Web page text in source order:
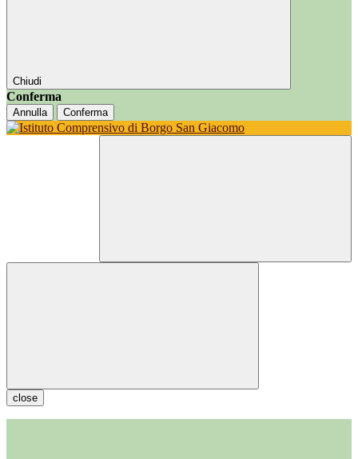
Chiudi
Conferma
Annulla Conferma
close